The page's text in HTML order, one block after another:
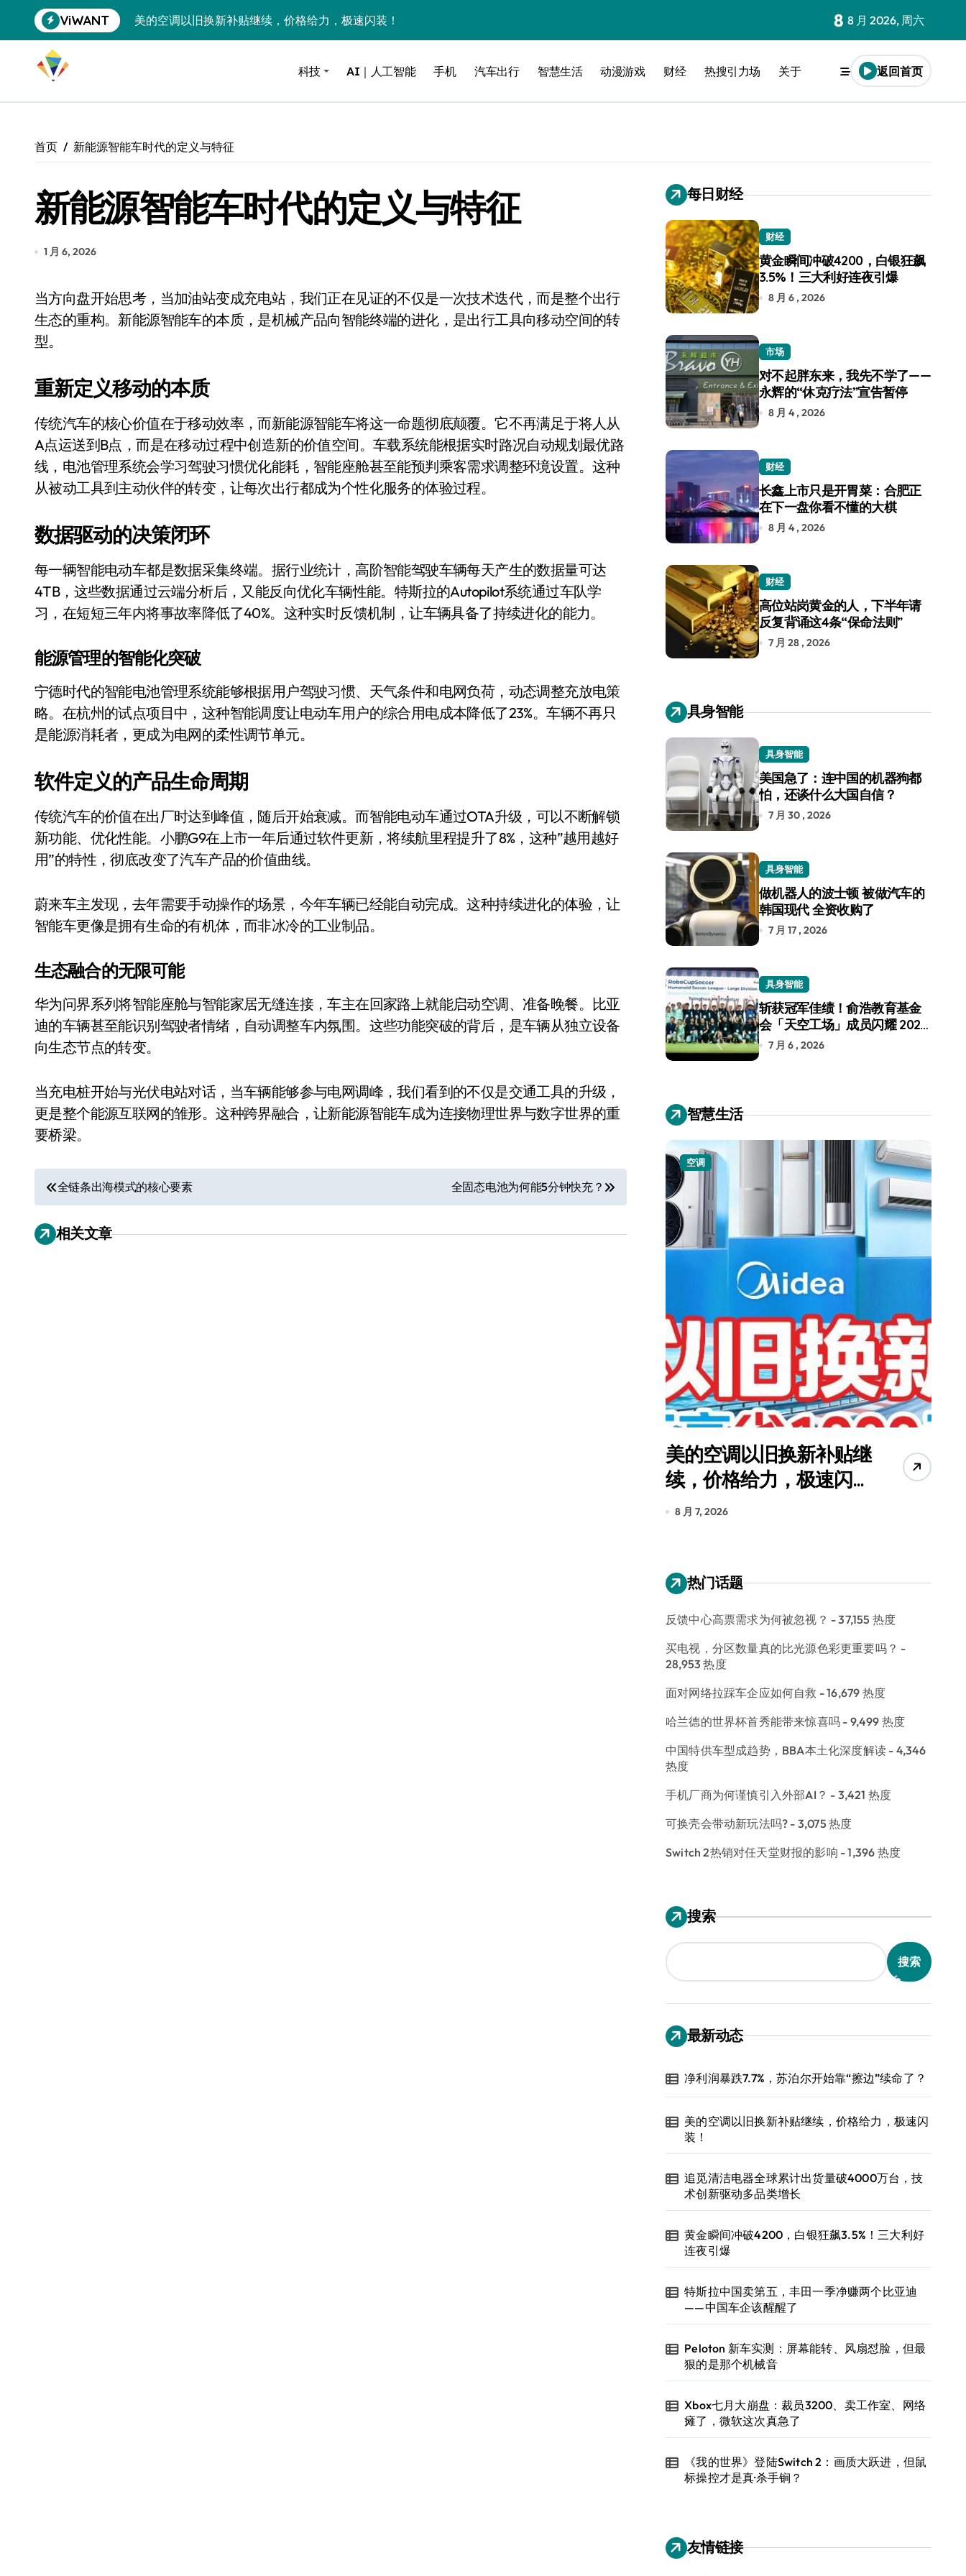
到
ViWANT
美的空调以旧换新补贴继续，价格给力，极速闪装！
黄金瞬间冲破4200，白银狂飙3.5%！三大利好连夜引爆
特斯拉中国卖第五，丰田一季净赚两个比亚迪——中国车企该醒醒了
Xbox七月大崩盘：裁员3200、卖工作室、网络瘫了，微软这次真急了
《我的世界》登陆Switch 2：画质大跃进，但鼠标操控才是真·杀手锏？
谷歌DeepMind创始人辞去CEO，但继续“垂帘听政”？
召回X9、合作大众遇冷、高端梦碎：小鹏的“多事之夏”
Xbox 25岁生日送壁纸送徽章，就是不送主机，你领不领？
别再用汽车USB给MacBook充电了！老司机教你3招真·快充
花钱买宝马，启动先看蜘蛛侠？”车主怒了：车内不是广告屏！
Windows 11家庭版和专业版，选错真的会后悔吗？
维修店最怕的“作死”操作：把手机塞冰箱，你中招了吗？
轻到忽略不计 大疆Mini 2S内录实测，值不值得冲？
从“卖电视”到“定规则”：海信拿下RGB-Mini LED全球话语权
对不起胖东来，我先不学了——永辉的“休克疗法”宣告暂停
国际首次！中国钙钛矿探测器太空“开箱”，一边探测射线一边光伏发电
小米涨价！K90跳上3099，小米17标准版逼近4800
长鑫上市只是开胃菜：合肥正在下一盘你看不懂的大棋
耳机低音像白开水？90%的人第一步就做错了
复古玩家狂喜：Anbernic第三次复刻GBA SP，情怀拉满
AirTag 新版到底香不香？一篇帮你避坑+种草
净利润暴跌7.7%，苏泊尔开始靠“擦边”续命了？
8 8 月 2026, 周六
科技 AI｜人工智能 手机 汽车出行 智慧生活 动漫游戏 财经 热搜引力场 关于 返回首页
首页 新能源智能车时代的定义与特征
新能源智能车时代的定义与特征
1 月 6, 2026
当方向盘开始思考，当加油站变成充电站，我们正在见证的不仅是一次技术迭代，而是整个出行
生态的重构。新能源智能车的本质，是机械产品向智能终端的进化，是出行工具向移动空间的转
型。
重新定义移动的本质
传统汽车的核心价值在于移动效率，而新能源智能车将这一命题彻底颠覆。它不再满足于将人从
A点运送到B点，而是在移动过程中创造新的价值空间。车载系统能根据实时路况自动规划最优路
线，电池管理系统会学习驾驶习惯优化能耗，智能座舱甚至能预判乘客需求调整环境设置。这种
从被动工具到主动伙伴的转变，让每次出行都成为个性化服务的体验过程。
数据驱动的决策闭环
每一辆智能电动车都是数据采集终端。据行业统计，高阶智能驾驶车辆每天产生的数据量可达
4TB，这些数据通过云端分析后，又能反向优化车辆性能。特斯拉的Autopilot系统通过车队学
习，在短短三年内将事故率降低了40%。这种实时反馈机制，让车辆具备了持续进化的能力。
能源管理的智能化突破
宁德时代的智能电池管理系统能够根据用户驾驶习惯、天气条件和电网负荷，动态调整充放电策
略。在杭州的试点项目中，这种智能调度让电动车用户的综合用电成本降低了23%。车辆不再只
是能源消耗者，更成为电网的柔性调节单元。
软件定义的产品生命周期
传统汽车的价值在出厂时达到峰值，随后开始衰减。而智能电动车通过OTA升级，可以不断解锁
新功能、优化性能。小鹏G9在上市一年后通过软件更新，将续航里程提升了8%，这种”越用越好
用”的特性，彻底改变了汽车产品的价值曲线。
蔚来车主发现，去年需要手动操作的场景，今年车辆已经能自动完成。这种持续进化的体验，让
智能车更像是拥有生命的有机体，而非冰冷的工业制品。
生态融合的无限可能
华为问界系列将智能座舱与智能家居无缝连接，车主在回家路上就能启动空调、准备晚餐。比亚
迪的车辆甚至能识别驾驶者情绪，自动调整车内氛围。这些功能突破的背后，是车辆从独立设备
向生态节点的转变。
当充电桩开始与光伏电站对话，当车辆能够参与电网调峰，我们看到的不仅是交通工具的升级，
更是整个能源互联网的雏形。这种跨界融合，让新能源智能车成为连接物理世界与数字世界的重
要桥梁。
文
章
导
全链条出海模式的核心要素 全固态电池为何能5分钟快充？
相关文章
每日财经
财经
黄金瞬间冲破4200，白银狂飙
3.5%！三大利好连夜引爆
8 月 6 , 2026
市场
对不起胖东来，我先不学了——
永辉的“休克疗法”宣告暂停
8 月 4 , 2026
财经
长鑫上市只是开胃菜：合肥正
在下一盘你看不懂的大棋
8 月 4 , 2026
财经
高位站岗黄金的人，下半年请
反复背诵这4条“保命法则”
7 月 28 , 2026
具身智能
具身智能
美国急了：连中国的机器狗都
怕，还谈什么大国自信？
7 月 30 , 2026
具身智能
做机器人的波士顿 被做汽车的
韩国现代 全资收购了
7 月 17 , 2026
具身智能
斩获冠军佳绩！俞浩教育基金
会「天空工场」成员闪耀 2026
RoboCup 机器人世界杯
7 月 6 , 2026
智慧生活
空调
美的空调以旧换新补贴继
续，价格给力，极速闪
装！
8 月 7, 2026
热门话题
反馈中心高票需求为何被忽视？ - 37,155 热度
买电视，分区数量真的比光源色彩更重要吗？ -
28,953 热度
面对网络拉踩车企应如何自救 - 16,679 热度
哈兰德的世界杯首秀能带来惊喜吗 - 9,499 热度
中国特供车型成趋势，BBA本土化深度解读 - 4,346
热度
手机厂商为何谨慎引入外部AI？ - 3,421 热度
可换壳会带动新玩法吗? - 3,075 热度
Switch 2热销对任天堂财报的影响 - 1,396 热度
搜索
搜索
最新动态
净利润暴跌7.7%，苏泊尔开始靠“擦边”续命了？
美的空调以旧换新补贴继续，价格给力，极速闪
装！
追觅清洁电器全球累计出货量破4000万台，技
术创新驱动多品类增长
黄金瞬间冲破4200，白银狂飙3.5%！三大利好
连夜引爆
特斯拉中国卖第五，丰田一季净赚两个比亚迪
——中国车企该醒醒了
Peloton 新车实测：屏幕能转、风扇怼脸，但最
狠的是那个机械音
Xbox七月大崩盘：裁员3200、卖工作室、网络
瘫了，微软这次真急了
《我的世界》登陆Switch 2：画质大跃进，但鼠
标操控才是真·杀手锏？
友情链接